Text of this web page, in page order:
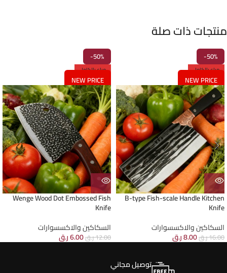
منتجات ذات صلة
-50%
مباع بالكامل
NEW PRICE
B-type Fish-scale Handle Kitchen
Knife
السكاكين والاكسسوارات
16.00ر.ق8.00ر.ق
-50%
مباع بالكامل
NEW PRICE
Wenge Wood Dot Embossed Fish
Knife
السكاكين والاكسسوارات
12.00ر.ق6.00ر.ق
توصيل مجاني